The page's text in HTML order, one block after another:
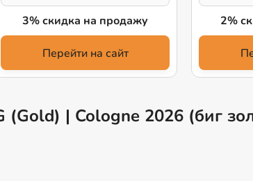
3% скидка на продажу
Перейти на сайт
2%
| Cologne 2026 (биг